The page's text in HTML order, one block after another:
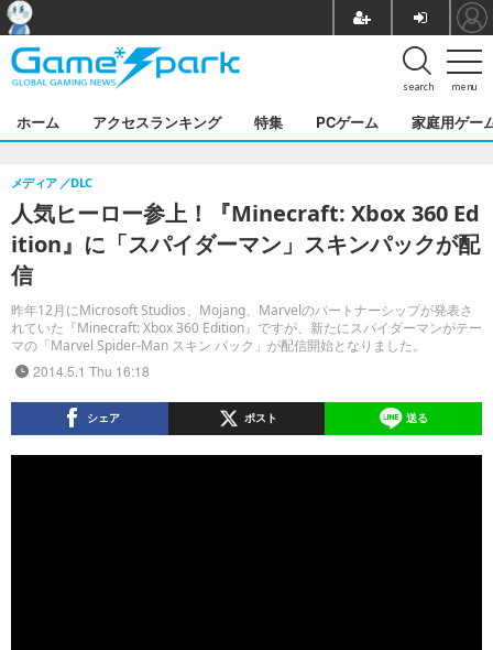
menu
search
ホーム アクセスランキング 特集 PCゲーム 家庭用ゲー
人気ヒーロー参上！『Minecraft: Xbox 360 Ed
ition』に「スパイダーマン」スキンパックが配
信
昨年12月にMicrosoft Studios、Mojang、Marvelのパートナーシップが発表さ
れていた『Minecraft: Xbox 360 Edition』ですが、新たにスパイダーマンがテー
マの「Marvel Spider-Man スキン パック」が配信開始となりました。
メディア DLC
2014.5.1 Thu 16:18
シェア ポスト 送る